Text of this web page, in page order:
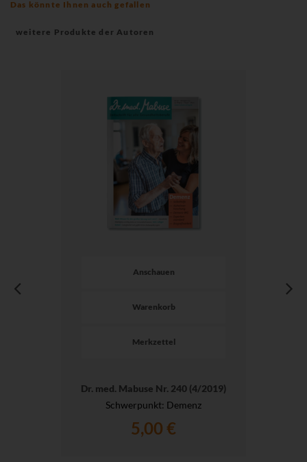
Das könnte Ihnen auch gefallen
weitere Produkte der Autoren
Anschauen
Warenkorb
Merkzettel
Dr. med. Mabuse Nr. 240 (4/2019)
Schwerpunkt: Demenz
5,00 €